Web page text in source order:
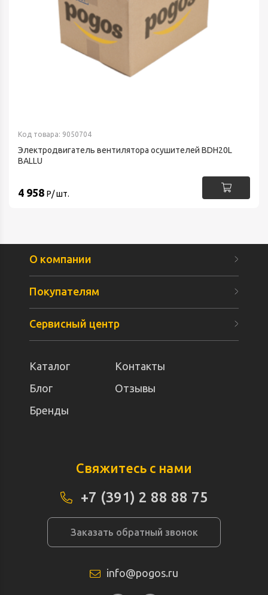
Код товара: 9050704
Электродвигатель вентилятора осушителей BDH20L
BALLU
4 958 Р/ шт.
О компании
Покупателям
Сервисный центр
Каталог
Контакты
Блог
Отзывы
Бренды
Свяжитесь с нами
+7 (391) 2 88 88 75
Заказать обратный звонок
info@pogos.ru